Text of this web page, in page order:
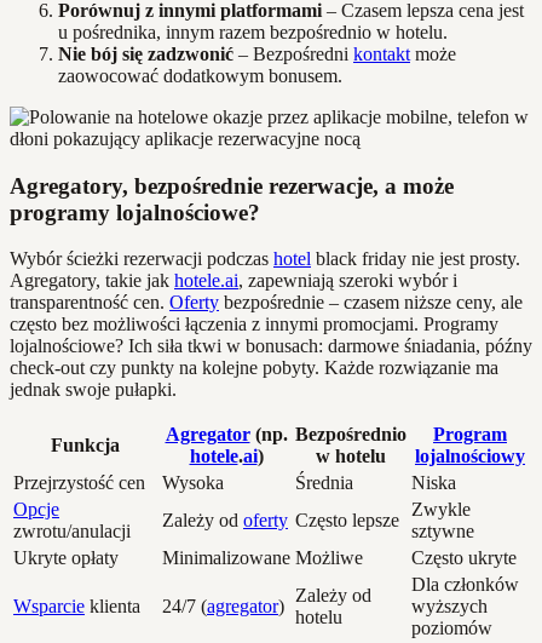
Porównuj z innymi platformami – Czasem lepsza cena jest
u pośrednika, innym razem bezpośrednio w hotelu.
Nie bój się zadzwonić – Bezpośredni kontakt może
zaowocować dodatkowym bonusem.
Agregatory, bezpośrednie rezerwacje, a może
programy lojalnościowe?
Wybór ścieżki rezerwacji podczas hotel black friday nie jest prosty.
Agregatory, takie jak hotele.ai, zapewniają szeroki wybór i
transparentność cen. Oferty bezpośrednie – czasem niższe ceny, ale
często bez możliwości łączenia z innymi promocjami. Programy
lojalnościowe? Ich siła tkwi w bonusach: darmowe śniadania, późny
check-out czy punkty na kolejne pobyty. Każde rozwiązanie ma
jednak swoje pułapki.
Funkcja
Agregator(np.
hotele.ai)
Bezpośrednio
w hotelu
Program
lojalnościowy
Przejrzystość cen
Wysoka Średnia
Niska
Opcje
zwrotu/anulacji
Zależy od oferty Często lepsze
Zwykle
sztywne
Ukryte opłaty
Minimalizowane Możliwe Często ukryte
Wsparcie klienta 24/7 (agregator)
Zależy od
hotelu
Dla członków
wyższych
poziomów